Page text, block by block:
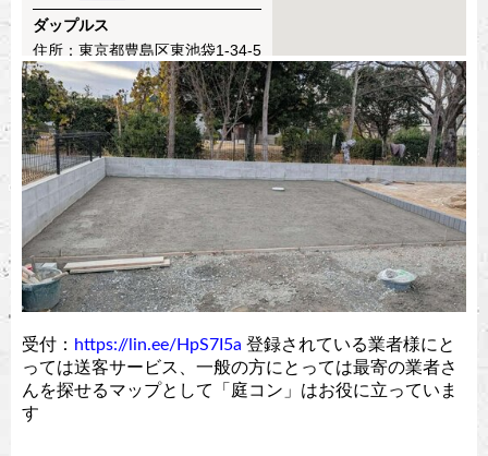
受付： https://lin.ee/HpS7I5a 登録されている業者様にと
っては送客サービス、一般の方にとっては最寄の業者さ
んを探せるマップとして「庭コン」はお役に立っていま
す